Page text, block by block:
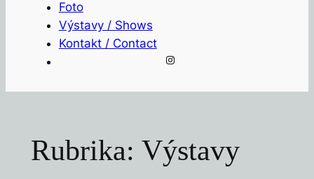
Foto
Výstavy / Shows
Kontakt / Contact
Instagram
Rubrika: Výstavy